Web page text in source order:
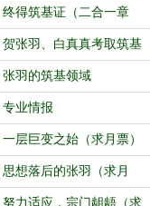
终得筑基证（二合一章
贺张羽、白真真考取筑基
张羽的筑基领域
专业情报
层巨变之始（求月票）
思想落后的张羽（求月
努力适应，宗门龃龉（求